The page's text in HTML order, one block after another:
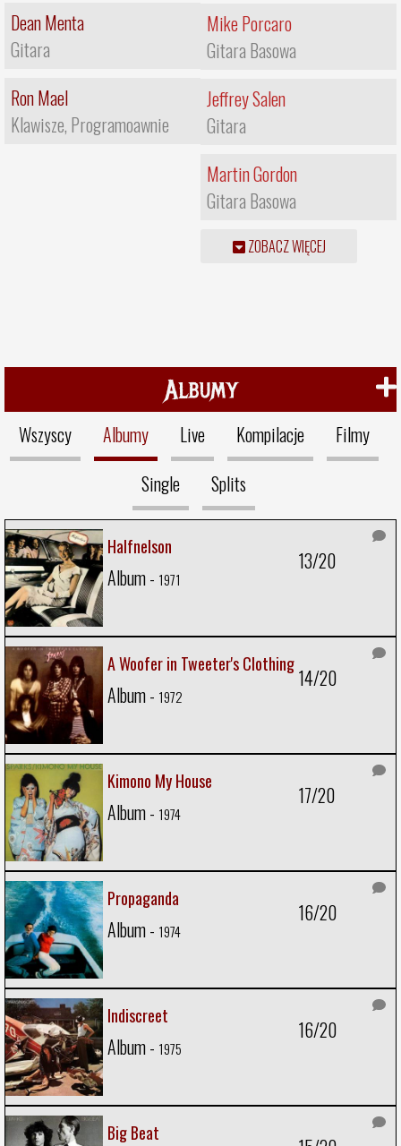
Dean Menta
Gitara
Ron Mael
Klawisze, Programoawnie
Mike Porcaro
Gitara Basowa
Jeffrey Salen
Gitara
Martin Gordon
Gitara Basowa
ZOBACZ WIĘCEJ
Albumy
Wszyscy Albumy Live Kompilacje
Filmy
Single
Splits
Halfnelson
Album - 1971
13/20
A Woofer in Tweeter's Clothing
Album - 1972
14/20
Kimono My House
Album - 1974
17/20
Propaganda
Album - 1974
16/20
Indiscreet
Album - 1975
16/20
Big Beat